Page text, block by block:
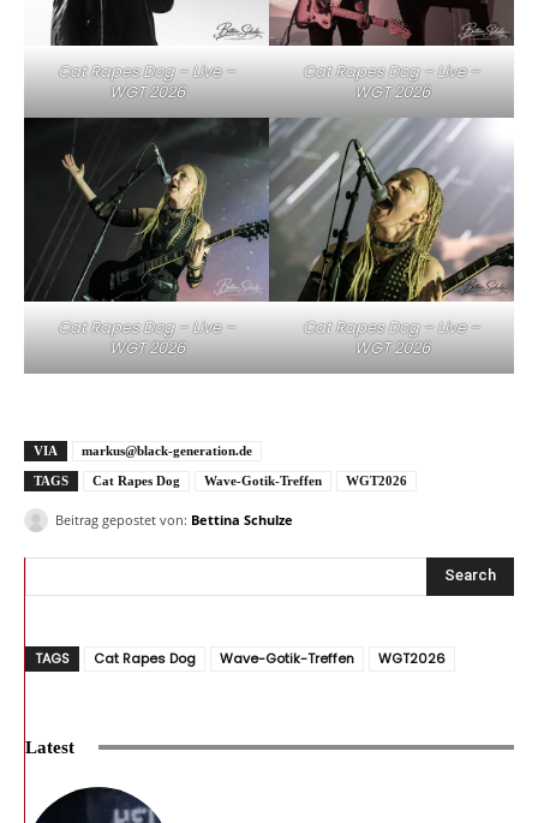
Cat Rapes Dog – Live –
WGT 2026
Cat Rapes Dog – Live –
WGT 2026
Cat Rapes Dog – Live –
WGT 2026
Cat Rapes Dog – Live –
WGT 2026
VIA markus@black-generation.de
TAGS Cat Rapes Dog Wave-Gotik-Treffen WGT2026
Beitrag gepostet von: Bettina Schulze
Search
TAGS Cat Rapes Dog Wave-Gotik-Treffen WGT2026
Latest